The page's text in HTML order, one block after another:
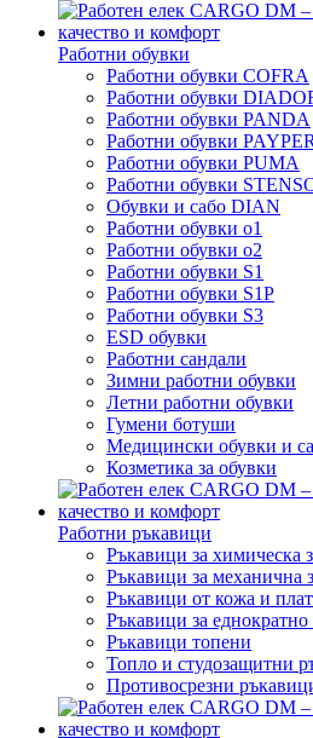
Работни обувки
Работни обувки COFRA
Работни обувки
Работни обувки PANDA
Работни обувки PAYPER
Работни обувки PUMA
Работни обувки
Обувки и сабо DIAN
Работни обувки o1
Работни обувки o2
Работни обувки S1
Работни обувки S1P
Работни обувки S3
ESD обувки
Работни сандали
Зимни работни обувки
Летни работни обувки
Гумени ботуши
Медицински обувки и
Козметика за обувки
Работни ръкавици
Ръкавици за химическа
Ръкавици за механична
Ръкавици от кожа и плат
Ръкавици за еднократно
Ръкавици топени
Топло и студозащитни
Противосрезни